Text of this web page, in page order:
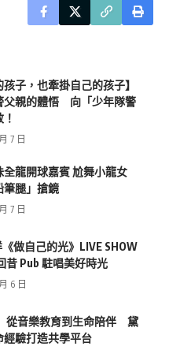
孩子，也牽掛自己的孩子】
父親的體悟 向「少年隊警
7 日
全龍開球嘉賓 尬舞小龍女
筆腿」搶鏡
7 日
做自己的光》LIVE SHOW
昔 Pub 駐唱美好時光
6 日
從音樂教育到生命陪伴 黛
經驗打造共學平台